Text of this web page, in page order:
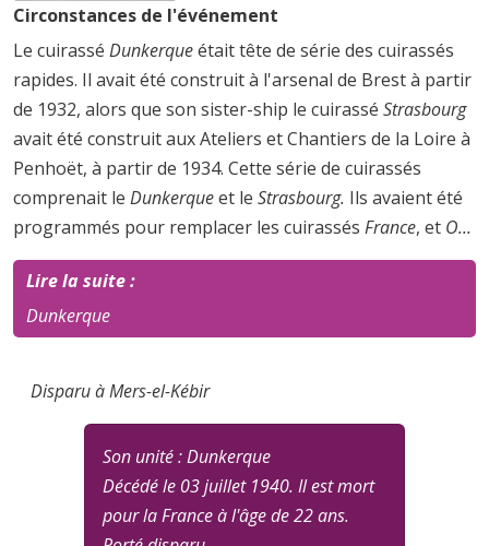
Circonstances de l'événement
Le cuirassé Dunkerqueétait tête de série des cuirassés
rapides. Il avait été construit à l'arsenal de Brest à partir
de 1932, alors que son sister-ship le cuirassé Strasbourg
avait été construit aux Ateliers et Chantiers de la Loire à
Penhoët, à partir de 1934. Cette série de cuirassés
comprenait le Dunkerqueet le Strasbourg. Ils avaient été
programmés pour remplacer les cuirassés France, et O...
Lire la suite :
Dunkerque
Disparu à Mers-el-Kébir
Son unité : Dunkerque
Décédé le 03 juillet 1940. Il est mort
pour la France à l'âge de 22 ans.